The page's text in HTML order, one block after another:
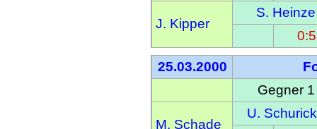
J. Kipper
S. Heinze
0:5
25.03.2000
Gegner 1
M. Schade
U.